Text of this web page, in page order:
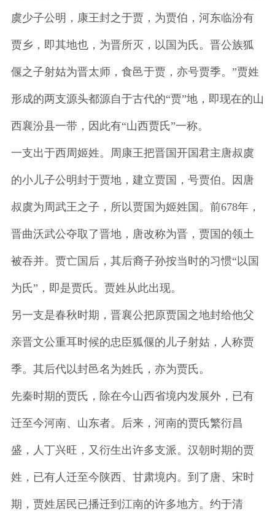
虞少子公明，康王封之于贾，为贾伯，河东临汾有
贾乡，即其地也，为晋所灭，以国为氏。晋公族狐
偃之子射姑为晋太师，食邑于贾，亦号贾季。”贾姓
形成的两支源头都源自于古代的“贾”地，即现在的山
西襄汾县一带，因此有“山西贾氏”一称。
一支出于西周姬姓。周康王把晋国开国君主唐叔虞
的小儿子公明封于贾地，建立贾国，号贾伯。因唐
叔虞为周武王之子，所以贾国为姬姓国。前678年，
晋曲沃武公夺取了晋地，唐改称为晋，贾国的领土
被吞并。贾亡国后，其后裔子孙按当时的习惯“以国
为氏”，即是贾氏。贾姓从此出现。
另一支是春秋时期，晋襄公把原贾国之地封给他父
亲晋文公重耳时候的忠臣狐偃的儿子射姑，人称贾
季。其后代以封邑名为姓氏，亦为贾氏。
先秦时期的贾氏，除在今山西省境内发展外，已有
迁至今河南、山东者。后来，河南的贾氏繁衍昌
盛，人丁兴旺，又衍生出许多支派。汉朝时期的贾
姓，已有人迁至今陕西、甘肃境内。到了唐、宋时
期，贾姓居民已播迁到江南的许多地方。约于清